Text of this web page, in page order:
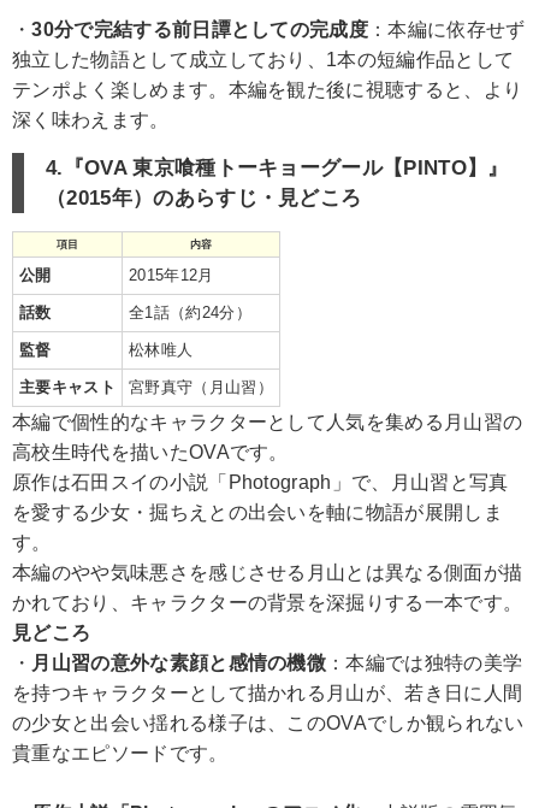
・30分で完結する前日譚としての完成度 ：本編に依存せず
独立した物語として成立しており、1本の短編作品として
テンポよく楽しめます。本編を観た後に視聴すると、より
深く味わえます。
4.『OVA 東京喰種トーキョーグール【PINTO】』
（2015年）のあらすじ・見どころ
項目 内容
公開 2015年12月
話数 全1話（約24分）
監督 松林唯人
主要キャスト 宮野真守（月山習）
本編で個性的なキャラクターとして人気を集める月山習の
高校生時代を描いたOVAです。
原作は石田スイの小説「Photograph」で、月山習と写真
を愛する少女・掘ちえとの出会いを軸に物語が展開しま
す。
本編のやや気味悪さを感じさせる月山とは異なる側面が描
かれており、キャラクターの背景を深掘りする一本です。
見どころ
・ 月山習の意外な素顔と感情の機微 ：本編では独特の美学
を持つキャラクターとして描かれる月山が、若き日に人間
の少女と出会い揺れる様子は、このOVAでしか観られない
貴重なエピソードです。